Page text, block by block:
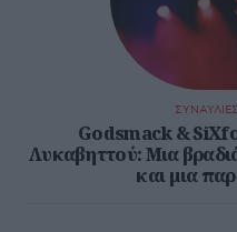
Godsmack &
Λυκαβηττού: Μια
και μια